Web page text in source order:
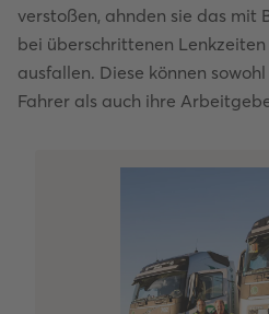
verstoßen, ahnden sie das mit
bei überschrittenen
ausfallen. Diese können
Fahrer als auch ihre